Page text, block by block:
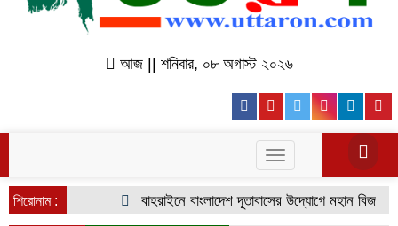
আজ || শনিবার, ০৮ অগাস্ট ২০২৬
Facebook
YoutubeTwitter
Toggle
navigation
শিরোনাম :
বাহরাইনে বাংলাদেশ দূতাবাসের উদ্যোগে মহান বিজয় দিবস